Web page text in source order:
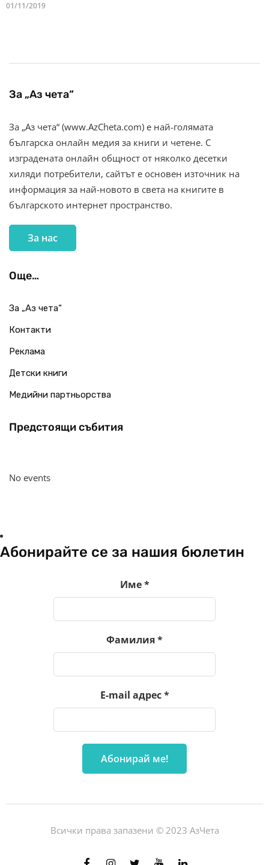
01/11/2019
За „Аз чета“
За „Аз чета“ (www.AzCheta.com) е най-голямата
българска онлайн медия за книги и четене. С
изградената онлайн общност от няколко десетки
хиляди потребители, сайтът е основен източник на
информация за най-новото в света на книгите в
българското интернет пространство.
За нас
Още…
За „Аз чета“
Контакти
Реклама
Детски книги
Медийни партньорства
Предстоящи събития
No events
Абонирайте се за нашия бюлетин
Име*
Фамилия*
E-mail адрес*
Всички права запазени © 2023 АзЧета